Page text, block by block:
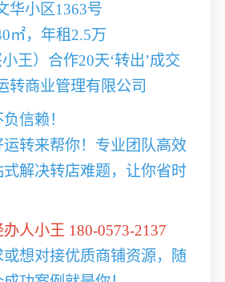
华小区1363号
㎡，年租2.5万
王）合作20天‘转出’成交
转商业管理有限公司
信赖！
转来帮你！专业团队高效
式解决转店难题，让你省时
办人小王 180-0573-2137
想对接优质商铺资源，随